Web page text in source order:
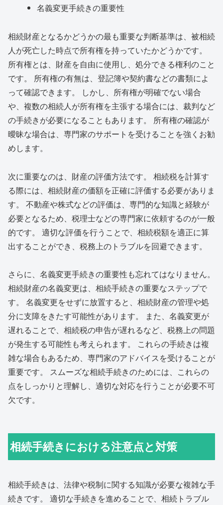
名義変更手続きの重要性
相続財産となるかどうかの最も重要な判断基準は、被相続
人が死亡した時点で所有権を持っていたかどうかです。
所有権とは、財産を自由に使用し、処分できる権利のこと
です。 所有権の有無は、登記簿や契約書などの書類によ
って確認できます。 しかし、所有権が明確でない場合
や、複数の相続人が所有権を主張する場合には、裁判など
の手続きが必要になることもあります。 所有権の確認が
曖昧な場合は、専門家のサポートを受けることを強くお勧
めします。
次に重要なのは、財産の評価方法です。 相続税を計算す
る際には、相続財産の価額を正確に評価する必要がありま
す。 不動産や株式などの評価は、専門的な知識と経験が
必要となるため、税理士などの専門家に依頼するのが一般
的です。 適切な評価を行うことで、相続税額を適正に算
出することができ、税務上のトラブルを回避できます。
さらに、名義変更手続きの重要性も忘れてはなりません。
相続財産の名義変更は、相続手続きの重要なステップで
す。 名義変更をせずに放置すると、相続財産の管理や処
分に支障をきたす可能性があります。 また、名義変更が
遅れることで、相続税の申告が遅れるなど、税務上の問題
が発生する可能性も考えられます。 これらの手続きは複
雑な場合もあるため、専門家のアドバイスを受けることが
重要です。 スムーズな相続手続きのためには、これらの
点をしっかりと理解し、適切な対応を行うことが必要不可
欠です。
相続手続きにおける注意点と対策
相続手続きは、法律や税制に関する知識が必要な複雑な手
続きです。 適切な手続きを進めることで、相続トラブル